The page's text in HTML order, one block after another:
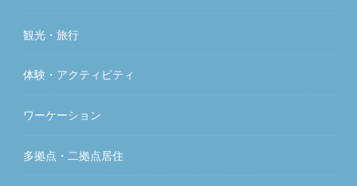
観光・旅行
体験・アクティビティ
ワーケーション
多拠点・二拠点居住